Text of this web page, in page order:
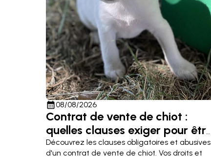
calendar_month08/08/2026
Contrat de vente de chiot :
quelles clauses exiger pour être
réellement protégé ?
Découvrez les clauses obligatoires et abusives
d'un contrat de vente de chiot. Vos droits et